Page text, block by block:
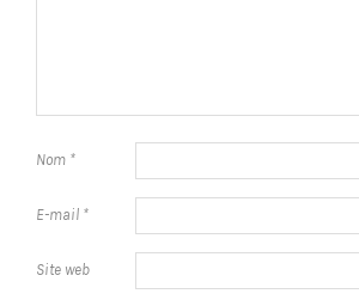
Nom *
E-mail *
Site web